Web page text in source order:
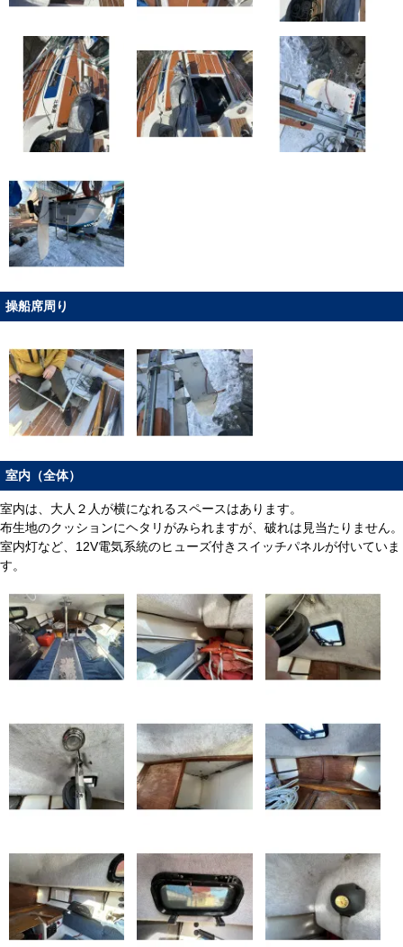
操船席周り
室内（全体）
室内は、大人２人が横になれるスペースはあります。
布生地のクッションにヘタリがみられますが、破れは見当たりません。
室内灯など、12V電気系統のヒューズ付きスイッチパネルが付いていま
す。